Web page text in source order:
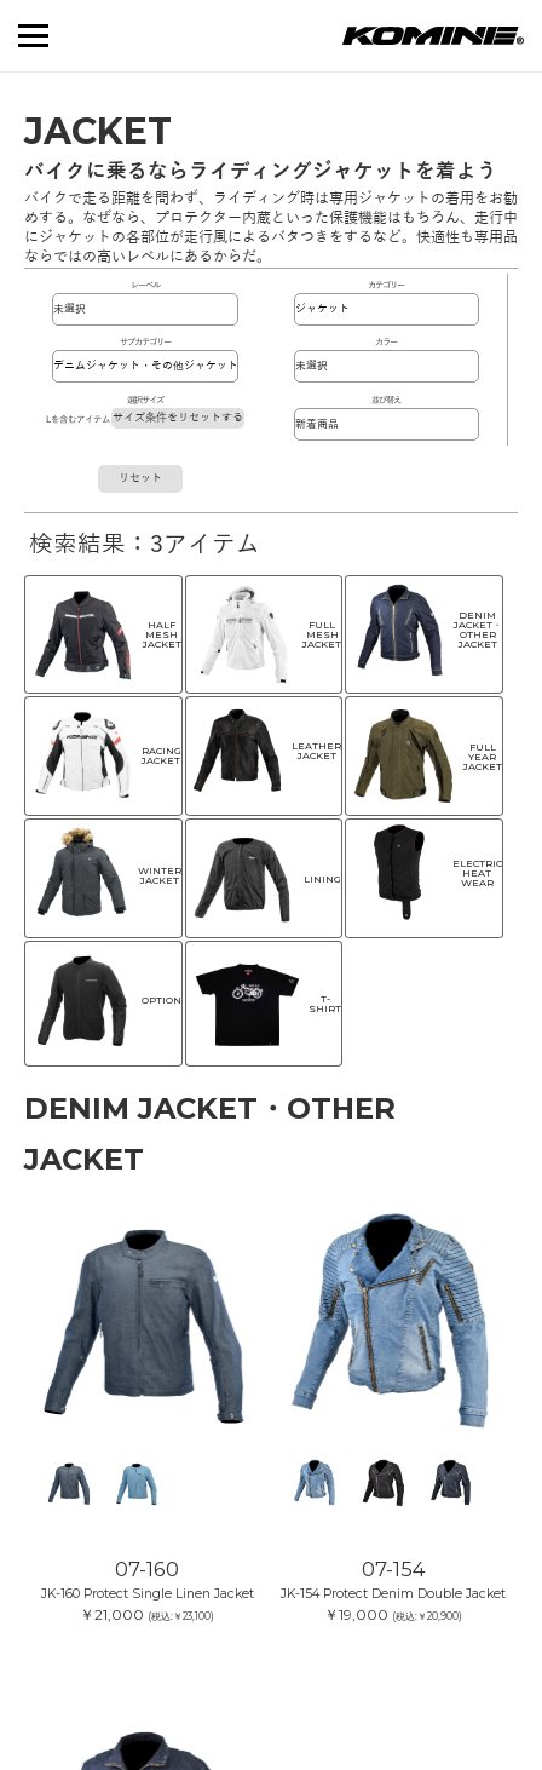
JACKET
バイクに乗るならライディングジャケットを着よう
バイクで走る距離を問わず、ライディング時は専用ジャケットの着用をお勧
めする。なぜなら、プロテクター内蔵といった保護機能はもちろん、走行中
にジャケットの各部位が走行風によるバタつきをするなど。快適性も専用品
ならではの高いレベルにあるからだ。
レーベル カテゴリー
サブカテゴリー カラー
選択サイズ
Lを含むアイテム サイズ条件をリセットする
並び替え
リセット
検索結果：3アイテム
HALF
MESH
JACKET
FULL
MESH
JACKET
DENIM
JACKET・
OTHER
JACKET
RACING
JACKET
LEATHER
JACKET
FULL
YEAR
JACKET
WINTER
JACKET
LINING
ELECTRIC
HEAT
WEAR
OPTION
T-
SHIRT
DENIM JACKET・OTHER
JACKET
07-160
JK-160 Protect Single Linen Jacket
￥21,000 (税込:￥23,100)
07-154
JK-154 Protect Denim Double Jacket
￥19,000 (税込:￥20,900)